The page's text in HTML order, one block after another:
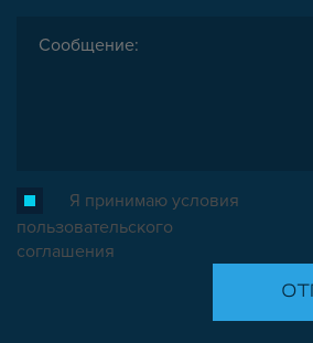
Я принимаю условия
пользовательского
соглашения